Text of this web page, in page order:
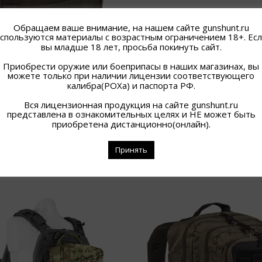
Обращаем ваше внимание, на нашем сайте gunshunt.ru
материалы с возрастным ограничением 18+.
вы младше 18 лет, просьба покинуть сайт.
Приобрести оружие или боеприпасы в наших магазинах, вы
можете только при наличии лицензии соответствующего
калибра(РОХа) и паспорта РФ.
Вся лицензионная продукция на сайте gunshunt.ru
представлена в ознакомительных целях и НЕ может быть
приобретена дистанционно(онлайн).
Принять